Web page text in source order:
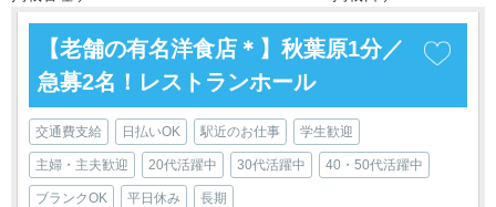
【老舗の有名洋食店＊】秋葉原1分／
急募2名！レストランホール
交通費支給 日払いOK 駅近のお仕事 学生歓迎
主婦・主夫歓迎 20代活躍中 30代活躍中 40・50代活躍中
ブランクOK 平日休み 長期